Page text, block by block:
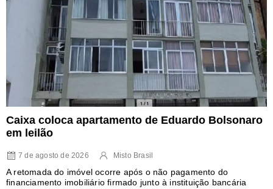
Caixa coloca apartamento de Eduardo Bolsonaro
em leilão
7 de agosto de 2026 Misto Brasil
A retomada do imóvel ocorre após o não pagamento do
financiamento imobiliário firmado junto à instituição bancária